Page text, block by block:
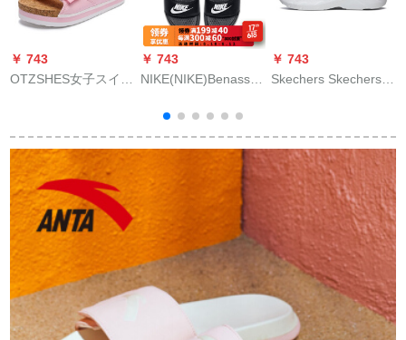
￥ 743
OTZSHES女子スイッ
スのクールケース
19120910 38
￥ 743
NIKE(NIKE)Benassi
ュアビルチルドレ
ン・カレンNIKEアル
ファベットスポライ
トダブル巻忍者ステ
ィッパ(ZT倉)81977-
0138
￥ 743
Skechers Skechers
のサンダーの
99999999130黒/BLK
39.5を高めます。